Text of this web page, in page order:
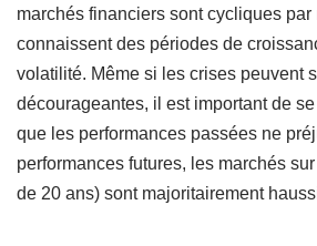
marchés financiers sont cycliques par
connaissent des périodes de
volatilité. Même si les crises peuvent
décourageantes, il est important de
que les performances passées ne
performances futures, les marchés
de 20 ans) sont majoritairement